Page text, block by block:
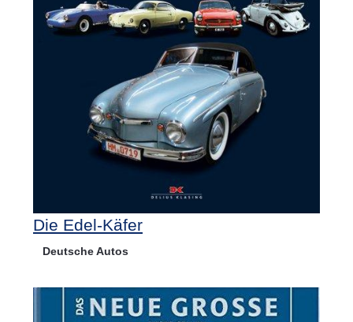
Die Edel-Käfer
Deutsche Autos